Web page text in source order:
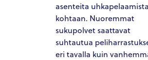
asenteita uhkapelaamista
kohtaan. Nuoremmat
sukupolvet saattavat
suhtautua
eri tavalla kuin